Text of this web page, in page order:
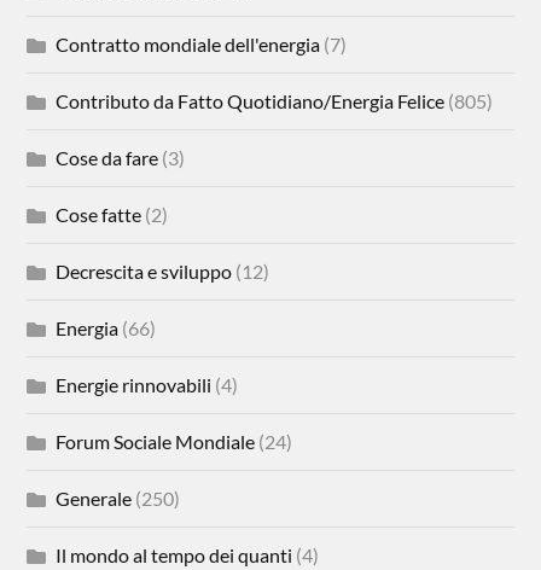
Contratto mondiale dell'energia (7)
Contributo da Fatto Quotidiano/Energia Felice (805)
Cose da fare (3)
Cose fatte (2)
Decrescita e sviluppo (12)
Energia (66)
Energie rinnovabili (4)
Forum Sociale Mondiale (24)
Generale (250)
Il mondo al tempo dei quanti (4)